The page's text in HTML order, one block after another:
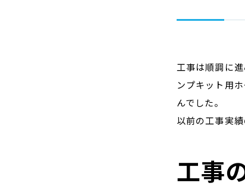
工事は順調に
ンプキット用
んでした。
以前の工事実
工事